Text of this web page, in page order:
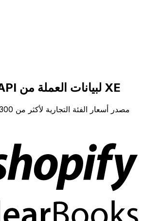
واجهة البرامج API لبيانات العملة من XE